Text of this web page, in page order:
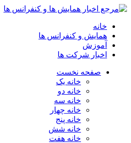
و کنفرانس ها
شرکت ها
صفحه نخست
خانه یک
خانه دو
خانه سه
خانه چهار
خانه پنج
خانه شش
خانه هفت